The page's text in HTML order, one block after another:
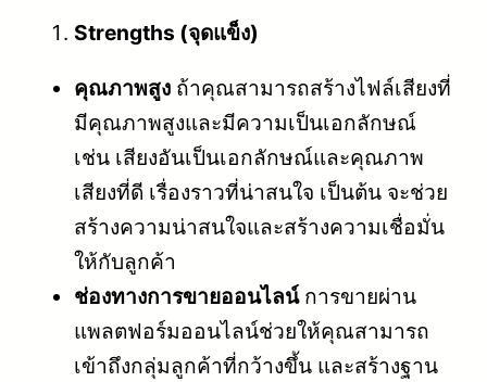
Strengths (จุดแข็ง)
คุณภาพสูง ถ้าคุณสามารถสร้างไฟล์เสียงที่
มีคุณภาพสูงและมีความเป็นเอกลักษณ์
เช่น เสียงอันเป็นเอกลักษณ์และคุณภาพ
เสียงที่ดี เรื่องราวที่น่าสนใจ เป็นต้น จะช่วย
สร้างความน่าสนใจและสร้างความเชื่อมั่น
ให้กับลูกค้า
ช่องทางการขายออนไลน์การขายผ่าน
แพลตฟอร์มออนไลน์ช่วยให้คุณสามารถ
เข้าถึงกลุ่มลูกค้าที่กว้างขึ้น และสร้างฐาน